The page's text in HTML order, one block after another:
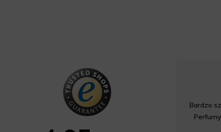
Bardzo